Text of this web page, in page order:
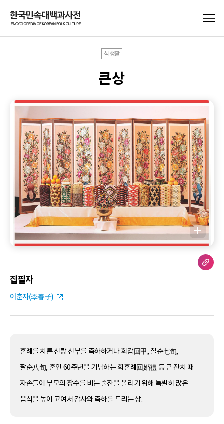
식생활
큰상
집필자
이춘자(李春子)
혼례를 치른 신랑 신부를 축하하거나 회갑回甲, 칠순七旬,
팔순八旬, 혼인 60주년을 기념하는 회혼례回婚禮 등 큰 잔치 때
자손들이 부모의 장수를 비는 술잔을 올리기 위해 특별히 많은
음식을 높이 고여서 감사와 축하를 드리는 상.